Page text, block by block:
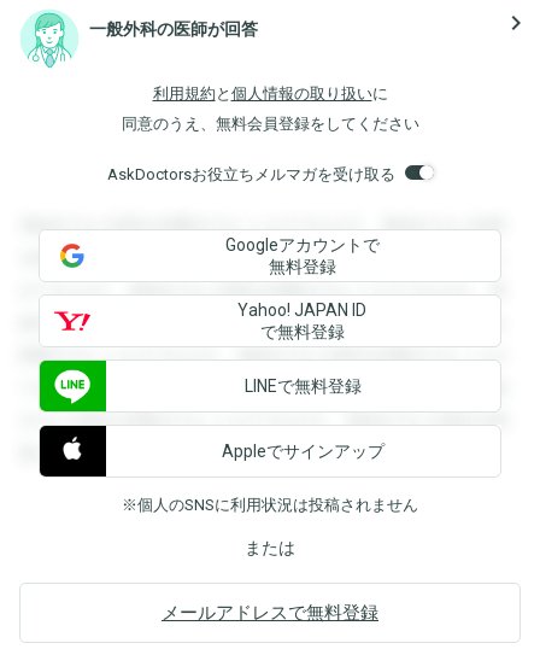
一般外科の医師が回答 navigate_next
利用規約 と 個人情報の取り扱いに
同意のうえ、無料会員登録をしてください
AskDoctorsお役立ちメルマガを受け取る
登録すると回答を閲覧することができます。登録すると回答
を閲覧することができます。登録すると回答を閲覧すること
ができます。登録すると回答を閲覧することができます。登
録すると回答を閲覧することができます。登録すると回答を
閲覧することができます。登録すると回答を閲覧することが
できます。登録すると回答を閲覧することができます。登録
すると回答を閲覧することができます。登録すると回答を閲
覧することができます。
Googleアカウントで
無料登録
Yahoo! JAPAN ID
で無料登録
LINEで無料登録
Appleでサインアップ
※個人のSNSに利用状況は投稿されません
または
メールアドレスで無料登録